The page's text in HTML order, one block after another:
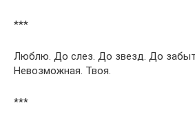
***
Люблю. До слез. До звезд. До
Невозможная. Твоя.
***